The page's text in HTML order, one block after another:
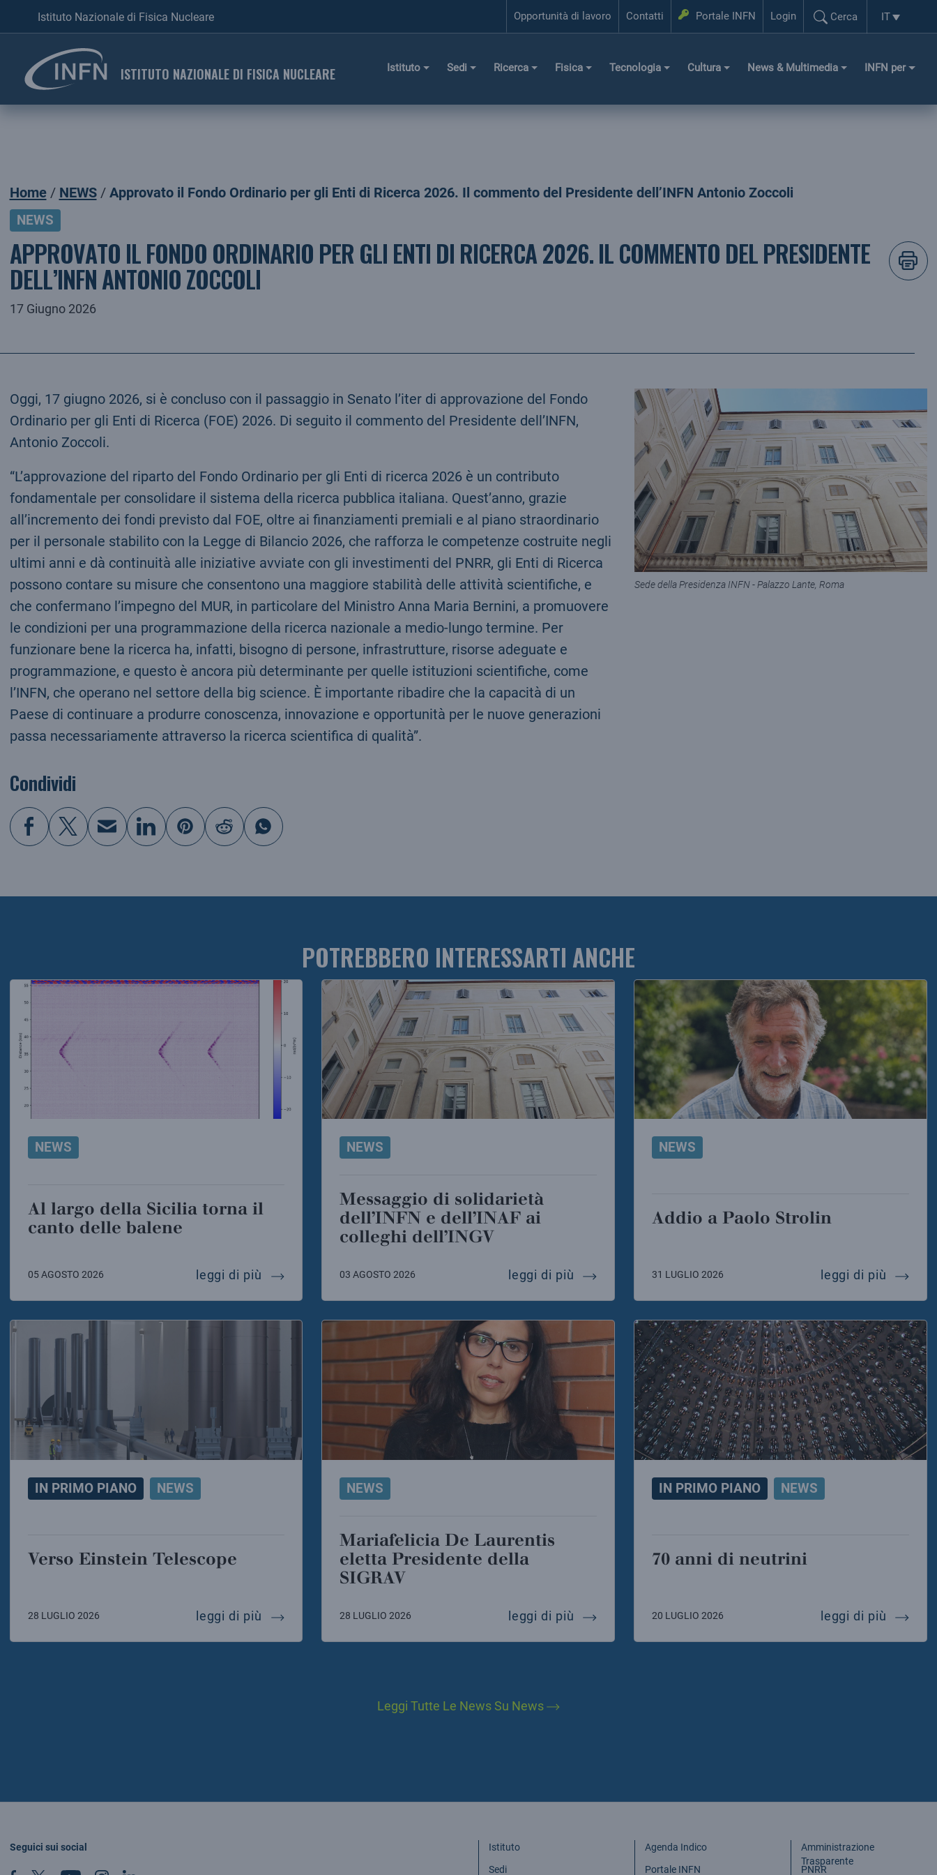
Istituto Nazionale di Fisica Nucleare Opportunità di lavoro Contatti Portale INFN Login
Login
Cerca
Cerca...
Selezione
IT
ISTITUTO NAZIONALE DI FISICA NUCLEARE Istituto Sedi Ricerca Fisica Tecnologia Cultura News & Multimedia INFN per
Home NEWS Approvato il Fondo Ordinario per gli Enti di Ricerca 2026. Il commento del Presidente dell’INFN Antonio Zoccoli
NEWS
APPROVATO IL FONDO ORDINARIO PER GLI ENTI DI RICERCA 2026. IL COMMENTO DEL PRESIDENTE
DELL’INFN ANTONIO ZOCCOLI
17 Giugno 2026
Oggi, 17 giugno 2026, si è concluso con il passaggio in Senato l’iter di approvazione del Fondo
Ordinario per gli Enti di Ricerca (FOE) 2026. Di seguito il commento del Presidente dell’INFN,
Antonio Zoccoli.
“L’approvazione del riparto del Fondo Ordinario per gli Enti di ricerca 2026 è un contributo
fondamentale per consolidare il sistema della ricerca pubblica italiana. Quest’anno, grazie
all’incremento dei fondi previsto dal FOE, oltre ai finanziamenti premiali e al piano straordinario
per il personale stabilito con la Legge di Bilancio 2026, che rafforza le competenze costruite negli
ultimi anni e dà continuità alle iniziative avviate con gli investimenti del PNRR, gli Enti di Ricerca
possono contare su misure che consentono una maggiore stabilità delle attività scientifiche, e
che confermano l’impegno del MUR, in particolare del Ministro Anna Maria Bernini, a promuovere
le condizioni per una programmazione della ricerca nazionale a medio-lungo termine. Per
funzionare bene la ricerca ha, infatti, bisogno di persone, infrastrutture, risorse adeguate e
programmazione, e questo è ancora più determinante per quelle istituzioni scientifiche, come
l’INFN, che operano nel settore della big science. È importante ribadire che la capacità di un
Paese di continuare a produrre conoscenza, innovazione e opportunità per le nuove generazioni
passa necessariamente attraverso la ricerca scientifica di qualità”.
Sede della Presidenza INFN - Palazzo Lante, Roma
Condividi
POTREBBERO INTERESSARTI ANCHE
NEWS
Al largo della Sicilia torna il
canto delle balene
05 AGOSTO 2026 leggi di più al largo della sicilia torna il canto delle balene
NEWS
Messaggio di solidarietà
dell’INFN e dell’INAF ai
colleghi dell’INGV
03 AGOSTO 2026 leggi di più messaggio di solidarietà dell’infn e dell’inaf ai colleghi
NEWS
Addio a Paolo Strolin
31 LUGLIO 2026 leggi di più addio
IN PRIMO PIANO NEWS
Verso Einstein Telescope
28 LUGLIO 2026 leggi di più verso einstein telescope
NEWS
Mariafelicia De Laurentis
eletta Presidente della
SIGRAV
28 LUGLIO 2026 leggi di più mariafelicia de laurentis eletta presidente della sigrav
IN PRIMO PIANO NEWS
70 anni di neutrini
20 LUGLIO 2026 leggi di più 70
Leggi Tutte Le News Su News
Seguici sui social
Istituto
Sedi
Agenda Indico
Portale INFN
Amministrazione
Trasparente
PNRR